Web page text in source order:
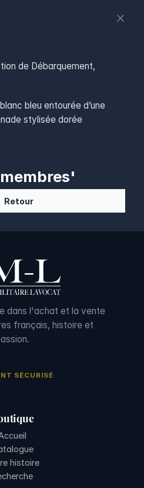
de Débarquement,
bleu entourée d’une
stylisée dorée
Retour
dans l'achat et la vente
français, histoire et
SÉCURISÉ
histoire